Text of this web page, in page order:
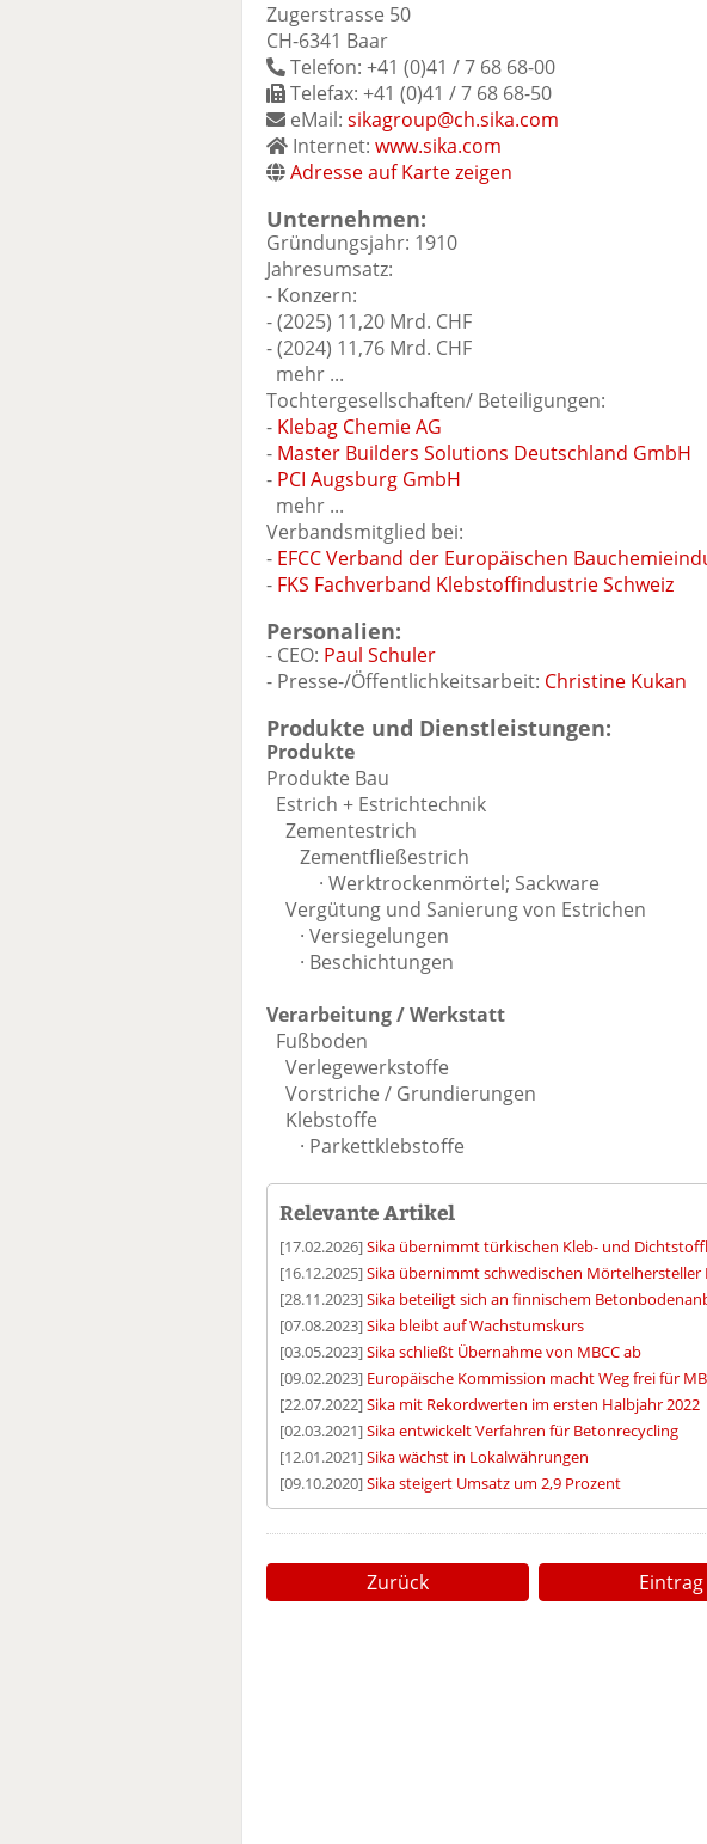
Zugerstrasse 50
CH-6341 Baar
Telefon: +41 (0)41 / 7 68 68-00
Telefax: +41 (0)41 / 7 68 68-50
eMail: sikagroup@ch.sika.com
Internet: www.sika.com
Adresse auf Karte zeigen
Unternehmen:
Gründungsjahr: 1910
Jahresumsatz:
- Konzern:
- (2025) 11,20 Mrd. CHF
- (2024) 11,76 Mrd. CHF
mehr ...
Tochtergesellschaften/ Beteiligungen:
- Klebag Chemie AG
- Master Builders Solutions Deutschland GmbH
- PCI Augsburg GmbH
mehr ...
Verbandsmitglied bei:
- EFCC Verband der Europäischen
- FKS Fachverband Klebstoffindustrie Schweiz
Personalien:
- CEO: Paul Schuler
- Presse-/Öffentlichkeitsarbeit: Christine Kukan
Produkte und Dienstleistungen:
Produkte
Produkte Bau
Estrich + Estrichtechnik
Zementestrich
Zementfließestrich
· Werktrockenmörtel; Sackware
Vergütung und Sanierung von Estrichen
· Versiegelungen
· Beschichtungen
Verarbeitung / Werkstatt
Fußboden
Verlegewerkstoffe
Vorstriche / Grundierungen
Klebstoffe
· Parkettklebstoffe
Relevante Artikel
[17.02.2026]Sika übernimmt türkischen Kleb- und
[16.12.2025]Sika übernimmt schwedischen Mörtelhersteller
[28.11.2023]Sika beteiligt sich an finnischem
[07.08.2023]Sika bleibt auf Wachstumskurs
[03.05.2023]Sika schließt Übernahme von MBCC ab
[09.02.2023] Europäische Kommission macht Weg frei für
[22.07.2022]Sika mit Rekordwerten im ersten Halbjahr 2022
[02.03.2021]Sika entwickelt Verfahren für Betonrecycling
[12.01.2021]Sika wächst in Lokalwährungen
[09.10.2020]Sika steigert Umsatz um 2,9 Prozent
Zurück